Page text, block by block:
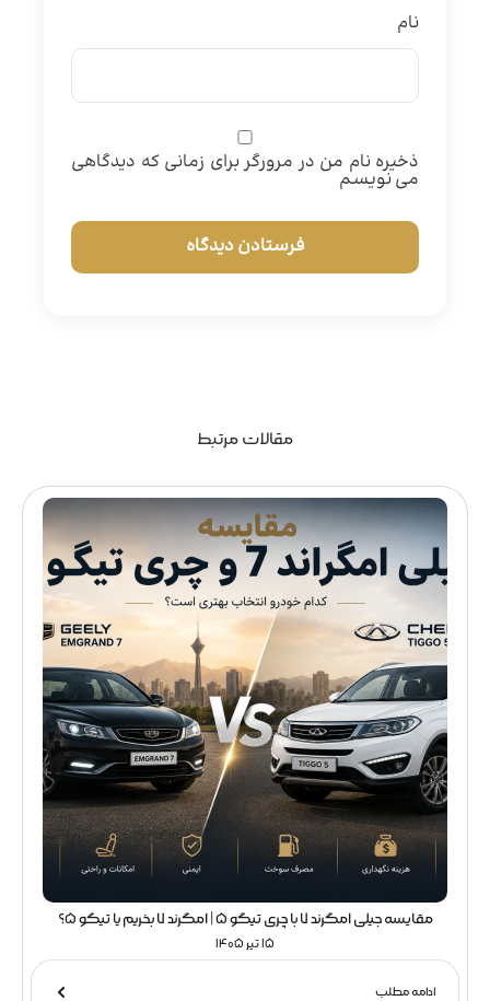
نام
ذخیره نام من در مرورگر برای زمانی که دیدگاهی
می نویسم
مقالات مرتبط
مقایسه جیلی امگرند 7 با چری تیگو 5 | امگرند 7 بخریم یا تیگو 5؟
15 تیر 1405
ادامه مطلب